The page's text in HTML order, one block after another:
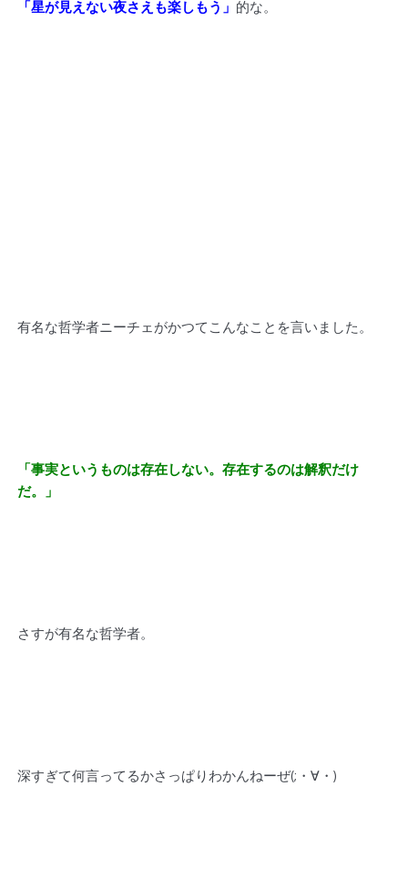
「星が見えない夜さえも楽しもう」 的な。
有名な哲学者ニーチェがかつてこんなことを言いました。
「事実というものは存在しない。存在するのは解釈だけ
だ。」
さすが有名な哲学者。
深すぎて何言ってるかさっぱりわかんねーぜ(;・∀・)